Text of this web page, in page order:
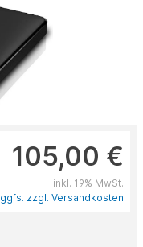
105,00 €
inkl. 19% MwSt.
ggfs. zzgl. Versandkosten